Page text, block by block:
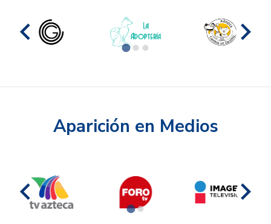
Aparición en Medios